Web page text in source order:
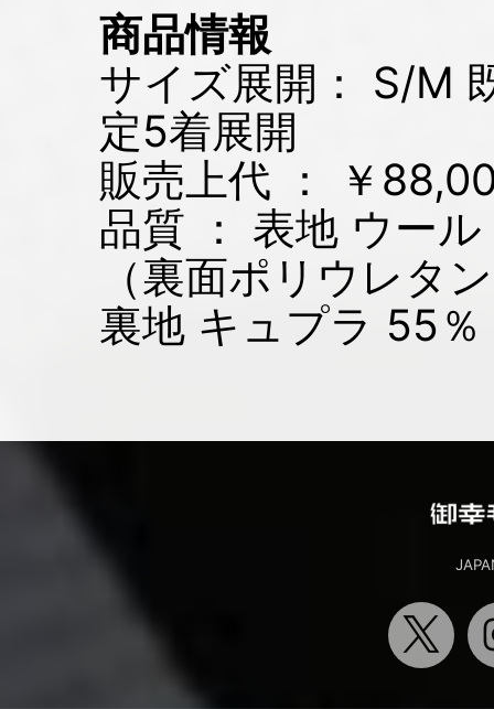
商品情報
サイズ展開： S/M
定5着展開
販売上代 ： ￥
品質 ： 表地 ウー
（裏面ポリウレタ
裏地 キュプラ 55